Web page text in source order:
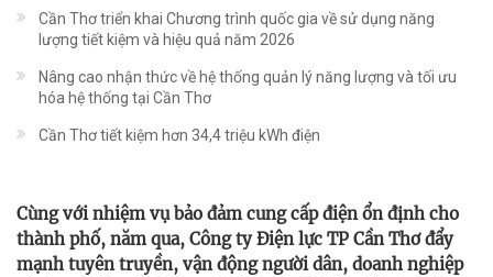
Cần Thơ triển khai Chương trình quốc gia về sử dụng năng
lượng tiết kiệm và hiệu quả năm 2026
Nâng cao nhận thức về hệ thống quản lý năng lượng và tối ưu
hóa hệ thống tại Cần Thơ
Cần Thơ tiết kiệm hơn 34,4 triệu kWh điện
Cùng với nhiệm vụ bảo đảm cung cấp điện ổn định cho
thành phố, năm qua, Công ty Điện lực TP Cần Thơ đẩy
mạnh tuyên truyền, vận động người dân, doanh nghiệp